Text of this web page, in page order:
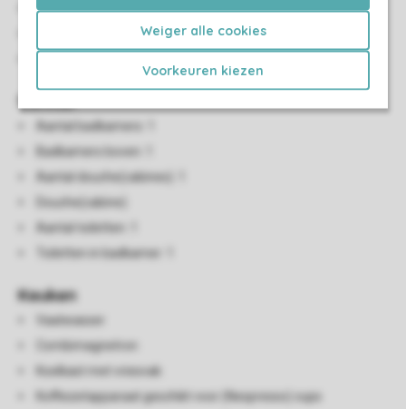
Weiger alle cookies
Voorkeuren kiezen
Zithoek
Aantal badkamers: 1
Badkamers boven: 1
Aantal douche(cabines): 1
Douche(cabine)
Aantal toiletten: 1
Toiletten in badkamer: 1
Keuken
Vaatwasser
Combimagnetron
Koelkast met vriesvak
Koffiezetapparaat geschikt voor (Nespresso) cups